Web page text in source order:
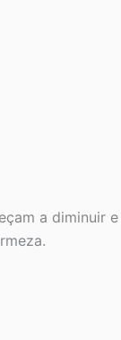
a diminuir